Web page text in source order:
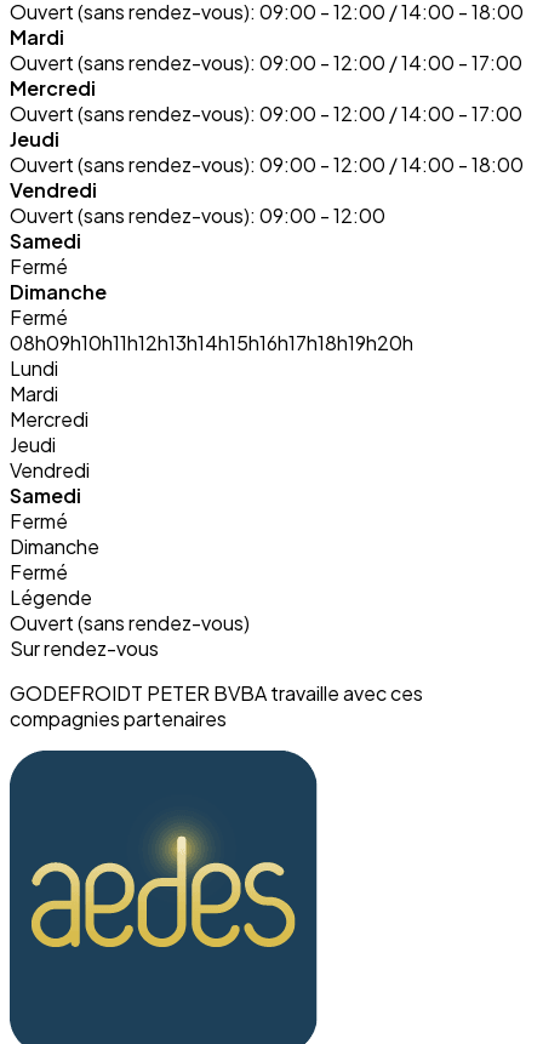
Ouvert (sans rendez-vous): 09:00 - 12:00 / 14:00 - 18:00
Mardi
Ouvert (sans rendez-vous): 09:00 - 12:00 / 14:00 - 17:00
Mercredi
Ouvert (sans rendez-vous): 09:00 - 12:00 / 14:00 - 17:00
Jeudi
Ouvert (sans rendez-vous): 09:00 - 12:00 / 14:00 - 18:00
Vendredi
Ouvert (sans rendez-vous): 09:00 - 12:00
Samedi
Fermé
Dimanche
Fermé
08h09h10h11h12h13h14h15h16h17h18h19h20h
Lundi
Mardi
Mercredi
Jeudi
Vendredi
Samedi
Fermé
Dimanche
Fermé
Légende
Ouvert (sans rendez-vous)
Sur rendez-vous
GODEFROIDT PETER BVBA travaille avec ces
compagnies partenaires